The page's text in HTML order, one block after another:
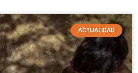
ACTUALIDAD